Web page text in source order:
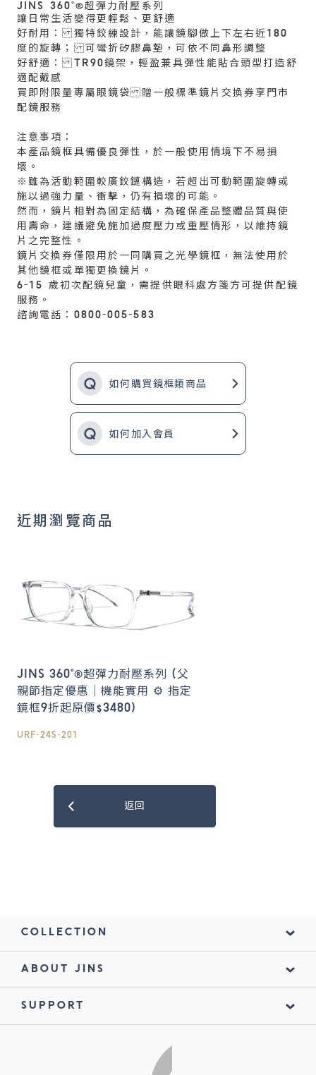
JINS 360°®超彈力耐壓系列
讓日常生活變得更輕鬆、更舒適
好耐用： 獨特鉸練設計，能讓鏡腳做上下左右近180
度的旋轉； 可彎折矽膠鼻墊，可依不同鼻形調整
好舒適： TR90鏡架，輕盈兼具彈性能貼合頭型打造舒
適配戴感
買即附限量專屬眼鏡袋 贈一般標準鏡片交換券享門市
配鏡服務
注意事項：
本產品鏡框具備優良彈性，於一般使用情境下不易損
壞。
※雖為活動範圍較廣鉸鏈構造，若超出可動範圍旋轉或
施以過強力量、衝擊，仍有損壞的可能。
然而，鏡片相對為固定結構，為確保產品整體品質與使
用壽命，建議避免施加過度壓力或重壓情形，以維持鏡
片之完整性。
鏡片交換券僅限用於一同購買之光學鏡框，無法使用於
其他鏡框或單獨更換鏡片。
6-15 歲初次配鏡兒童，需提供眼科處方箋方可提供配鏡
服務。
諮詢電話：0800-005-583
如何購買鏡框類商品
如何加入會員
近期瀏覽商品
JINS 360°®超彈力耐壓系列 (父
親節指定優惠｜機能實用 ⚙️ 指定
鏡框9折起原價$3480)
URF-24S-201
返回
COLLECTION
ABOUT JINS
SUPPORT